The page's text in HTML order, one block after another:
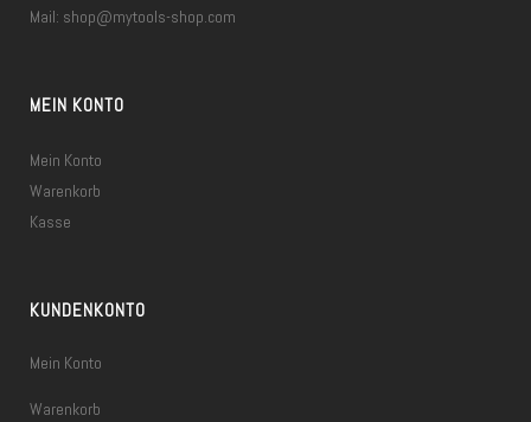
Mail: shop@mytools-shop.com
MEIN KONTO
Mein Konto
Warenkorb
Kasse
KUNDENKONTO
Mein Konto
Warenkorb